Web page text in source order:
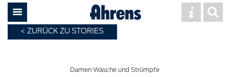
ZURÜCK ZU STORIES
Damen Wäsche und Strümpfe